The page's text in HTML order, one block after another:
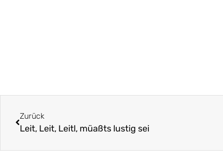
Zurück
Leit, Leit, Leitl, müaßts lustig sei